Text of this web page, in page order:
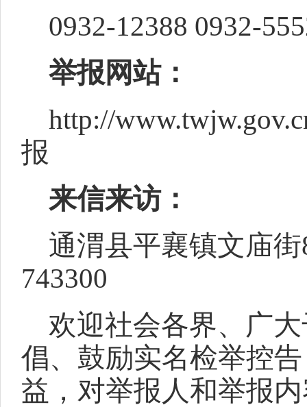
0932-12388 0932-
举报网站：
http://
报
来信来访：
通渭县平襄镇文庙
743300
欢迎社会各界、广
倡、鼓励实名检举控
益，对举报人和举报